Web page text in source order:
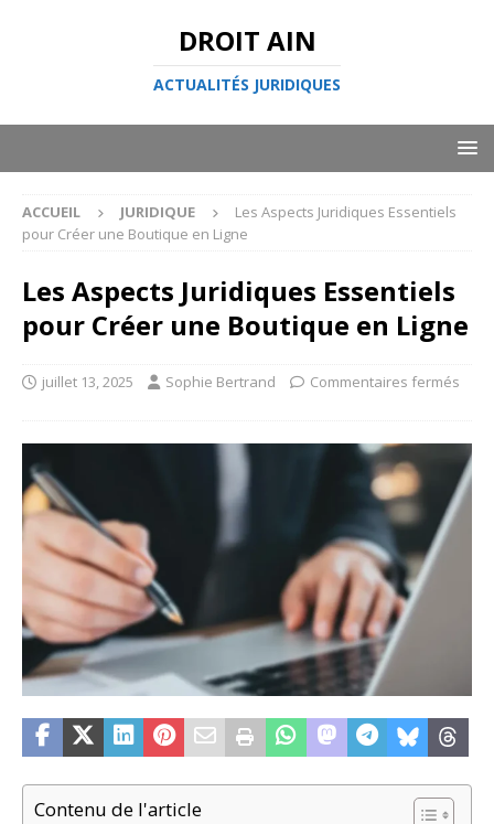
DROIT AIN
ACTUALITÉS JURIDIQUES
ACCUEIL JURIDIQUE
Les Aspects Juridiques Essentiels
pour Créer une Boutique en Ligne
Les Aspects Juridiques Essentiels
pour Créer une Boutique en Ligne
juillet 13, 2025 Sophie Bertrand Commentaires fermés
Contenu de l'article